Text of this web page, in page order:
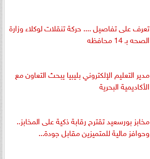
تعرف على تفاصيل .... حركة تنقلات لوكلاء وزارة
الصحه بـ 14 محافظه
مدير التعليم الإلكتروني بليبيا يبحث التعاون مع
الأكاديمية البحرية
مخابز بورسعيد تقترح رقابة ذكية على المخابز..
وحوافز مالية للمتميزين مقابل جودة...